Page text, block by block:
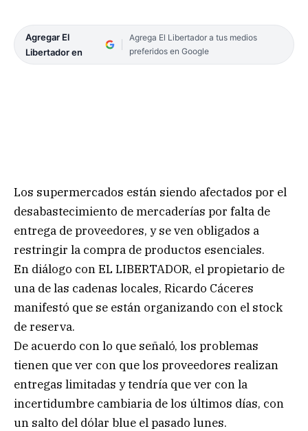
Agregar El
Libertador en
Agrega El Libertador a tus medios
preferidos en Google
Los supermercados están siendo afectados por el
desabastecimiento de mercaderías por falta de
entrega de proveedores, y se ven obligados a
restringir la compra de productos esenciales.
En diálogo con EL LIBERTADOR, el propietario de
una de las cadenas locales, Ricardo Cáceres
manifestó que se están organizando con el stock
de reserva.
De acuerdo con lo que señaló, los problemas
tienen que ver con que los proveedores realizan
entregas limitadas y tendría que ver con la
incertidumbre cambiaria de los últimos días, con
un salto del dólar blue el pasado lunes.